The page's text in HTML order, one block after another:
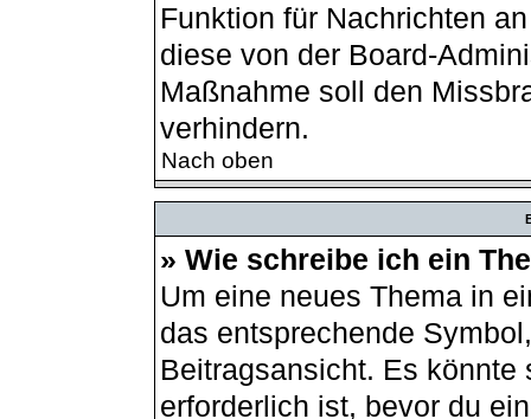
Funktion für Nachrichten
diese von der Board-
Maßnahme soll den
verhindern.
Nach oben
» Wie schreibe ich ein
Um eine neues Thema in
das entsprechende
Beitragsansicht. Es
erforderlich ist, bevor du